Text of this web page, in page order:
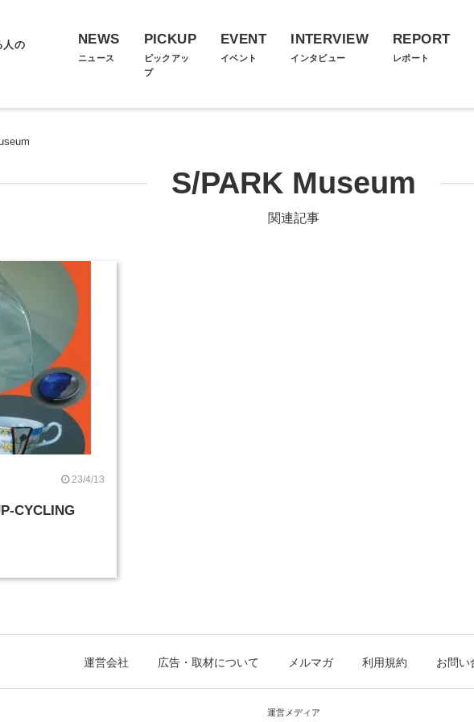
人の
NEWS
ニュース
PICKUP
ピックアッ
プ
EVENT
イベント
INTERVIEW
インタビュー
REPORT
レポート
S/PARK Museum
関連記事
23/4/13
CYCLING
運営会社 広告・取材について メルマガ 利用規約 お問い
運営メディア